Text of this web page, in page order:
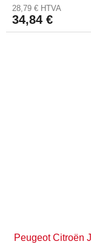
28,79 € HTVA
34,84 €
Peugeot Citroën